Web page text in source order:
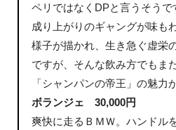
ペリではなくDPと言うそうで
成り上がりのギャングが味も
様子が描かれ、生き急ぐ虚栄
ですが、そんな飲み方でもま
「シャンパンの帝王」の魅力
ボランジェ 30,000円
爽快に走るＢＭＷ。ハンドル